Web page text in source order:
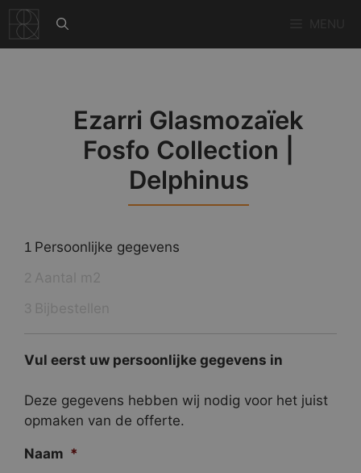
naar
de
Ezarri Glasmozaïek
Fosfo Collection |
Delphinus
1 Persoonlijke gegevens
Vul eerst uw persoonlijke gegevens in
Deze gegevens hebben wij nodig voor het juist
opmaken van de offerte.
Naam *